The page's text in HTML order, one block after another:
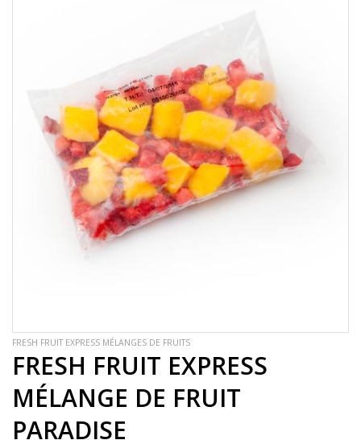
FRESH FRUIT EXPRESS MÉLANGES DE FRUITS
FRESH FRUIT EXPRESS
MÉLANGE DE FRUIT
PARADISE